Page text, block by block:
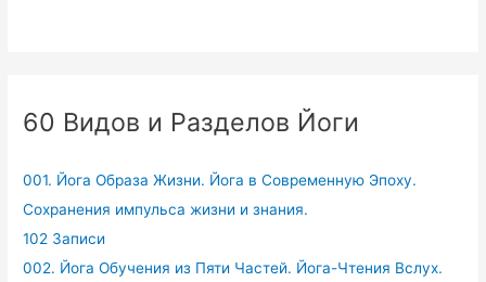
60 Видов и Разделов Йоги
001. Йога Образа Жизни. Йога в Современную Эпоху.
Сохранения импульса жизни и знания.
102 Записи
002. Йога Обучения из Пяти Частей. Йога-Чтения Вслух.